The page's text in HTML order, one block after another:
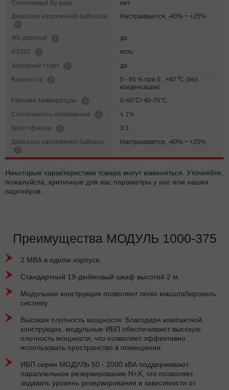
Статический By-pass
нет
Диапазон напряжений байпасса
Настраивается, -40% ~ +25%
ЖК-дисплей
да
RS232
есть
Холодный старт
да
Влажность
0 - 95 % при 0...+40 ⁰С (без
конденсации)
Рабочие температуры
0-40°C/-40-70°C
Cтабильность напряжения
± 1%
Крест-фактор
3:1
Диапазон напряжений байпаса
Настраивается, -40% ~ +25%
Некоторые характеристики товара могут изменяться. Уточняйте,
пожалуйста, критичные для вас параметры у нас или наших
партнёров.
Преимущества МОДУЛЬ 1000-375
2 МВА в одном корпусе.
Стандартный 19-дюймовый шкаф высотой 2 м.
Модульная конструкция позволяет легко масштабировать
систему.
Высокая плотность мощности: Благодаря компактной
конструкции, модульные ИБП обеспечивают высокую
плотность мощности, что позволяет эффективно
использовать пространство в помещении.
ИБП серии МОДУЛЬ 50 - 2000 кВА поддерживают
параллельное резервирование N+X, что позволяет
задавать уровень резервирования в зависимости от